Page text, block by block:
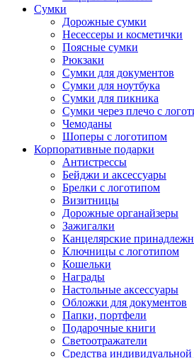
Сумки
Дорожные сумки
Несессеры и косметички
Поясные сумки
Рюкзаки
Сумки для документов
Сумки для ноутбука
Сумки для пикника
Сумки через плечо с
Чемоданы
Шоперы с логотипом
Корпоративные подарки
Антистрессы
Бейджи и аксессуары
Брелки с логотипом
Визитницы
Дорожные органайзеры
Зажигалки
Канцелярские
Ключницы с логотипом
Кошельки
Награды
Настольные аксессуары
Обложки для документов
Папки, портфели
Подарочные книги
Светоотражатели
Средства